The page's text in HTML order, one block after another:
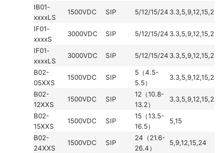
IB01-
xxxxLS
1500VDC SIP 5/12/15/24 3.3,5,9,12,15,24
IF01-
xxxxS
3000VDC SIP 5/12/15/24 3.3,5,9,12,15,24
IF01-
xxxxLS
3000VDC SIP 5/12/15/24 3.3,5,9,12,15,24
B02-
05XXS
1500VDC SIP
5（4.5-
5.5）
3.3,5,9,12,15,24
B02-
12XXS
1500VDC SIP
12（10.8-
13.2）
3.3,5,9,12,15,24
B02-
15XXS
1500VDC SIP
15（13.5-
16.5）
5,15
B02-
24XXS
1500VDC SIP
24（21.6-
26.4）
5,9,12,15,24